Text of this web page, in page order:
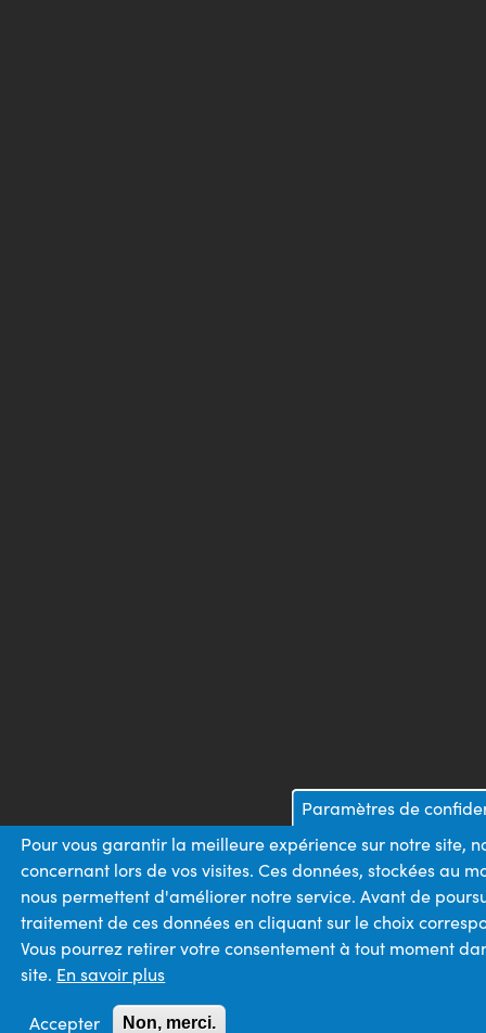
Paramètres de
Pour vous garantir la meilleure expérience sur notre site,
concernant lors de vos visites. Ces données, stockées au
nous permettent d'améliorer notre service. Avant de
traitement de ces données en cliquant sur le choix
Vous pourrez retirer votre consentement à tout moment
site. En savoir plus
Accepter Non, merci.